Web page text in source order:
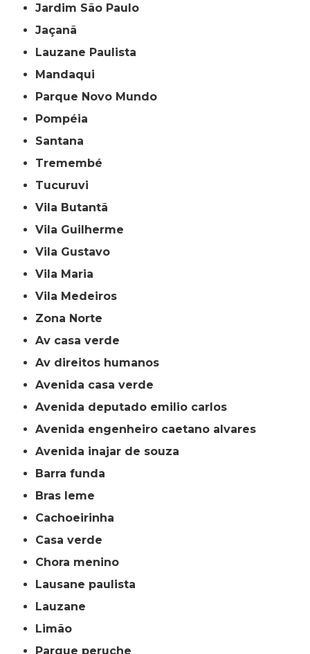
Jardim São Paulo
Jaçanã
Lauzane Paulista
Mandaqui
Parque Novo Mundo
Pompéia
Santana
Tremembé
Tucuruvi
Vila Butantã
Vila Guilherme
Vila Gustavo
Vila Maria
Vila Medeiros
Zona Norte
av casa verde
av direitos humanos
avenida casa verde
avenida deputado emilio carlos
avenida engenheiro caetano alvares
avenida inajar de souza
barra funda
bras leme
cachoeirinha
casa verde
chora menino
lausane paulista
lauzane
limão
parque peruche